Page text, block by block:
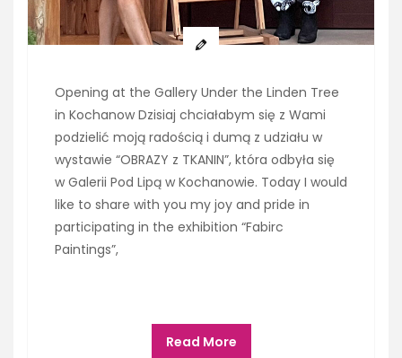
Opening at the Gallery Under the Linden Tree
in Kochanow Dzisiaj chciałabym się z Wami
podzielić moją radością i dumą z udziału w
wystawie “OBRAZY z TKANIN”, która odbyła się
w Galerii Pod Lipą w Kochanowie. Today I would
like to share with you my joy and pride in
participating in the exhibition “Fabirc
Paintings”,
Read More